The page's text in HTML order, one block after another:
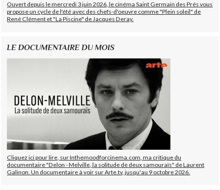
Ouvert depuis le mercredi 3 juin 2026, le cinéma Saint Germain des Prés vous
propose un cycle de l'été avec des chefs-d'oeuvre comme "Plein soleil" de
René Clément et "La Piscine" de Jacques Deray.
LE DOCUMENTAIRE DU MOIS
Cliquez ici pour lire, sur Inthemoodforcinema.com, ma critique du
documentaire "Delon - Melville, la solitude de deux samouraïs" de Laurent
Galinon. Un documentaire à voir sur Arte.tv, jusqu'au 9 octobre 2026.